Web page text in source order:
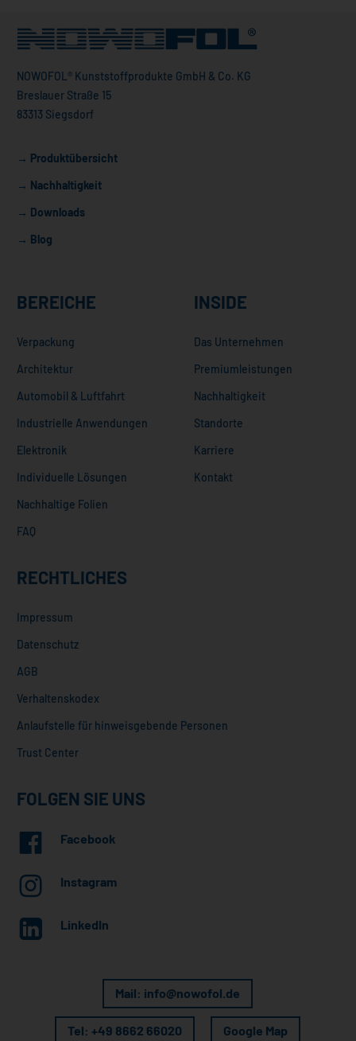
NOWOFOL® Kunststoffprodukte GmbH & Co. KG
Breslauer Straße 15
83313 Siegsdorf
→ Produktübersicht
→ Nachhaltigkeit
→ Downloads
→ Blog
BEREICHE
Verpackung
Architektur
Automobil & Luftfahrt
Industrielle Anwendungen
Elektronik
Individuelle Lösungen
Nachhaltige Folien
FAQ
INSIDE
Das Unternehmen
Premiumleistungen
Nachhaltigkeit
Standorte
Karriere
Kontakt
RECHTLICHES
Impressum
Datenschutz
AGB
Verhaltenskodex
Anlaufstelle für hinweisgebende Personen
Trust Center
FOLGEN SIE UNS
Facebook
Instagram
LinkedIn
Mail: info@nowofol.de
Tel: +49 8662 66020 Google Map